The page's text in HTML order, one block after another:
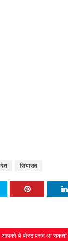
देश सियासत
आपको ये पोस्ट पसंद आ सकती